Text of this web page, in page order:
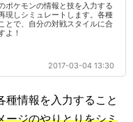
ポケモンの情報と技を入力する
現しシミュレートします。各種
とで、自分の対戦スタイルに合
よ！
2017-03-04 13:30
種情報を入力すること
ージのやりとりをシミ